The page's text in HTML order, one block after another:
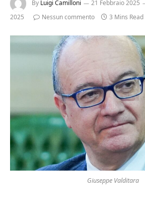
By Luigi Camilloni 21 Febbraio 2025
2025
Nessun commento 3 Mins Read
Giuseppe Valditara